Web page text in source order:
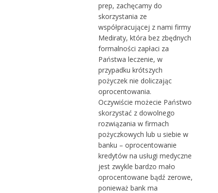
prep, zachęcamy do
skorzystania ze
współpracującej z nami firmy
Mediraty, która bez zbędnych
formalności zapłaci za
Państwa leczenie, w
przypadku krótszych
pożyczek nie doliczając
oprocentowania.
Oczywiście możecie Państwo
skorzystać z dowolnego
rozwiązania w firmach
pożyczkowych lub u siebie w
banku – oprocentowanie
kredytów na usługi medyczne
jest zwykle bardzo mało
oprocentowane bądź zerowe,
ponieważ bank ma